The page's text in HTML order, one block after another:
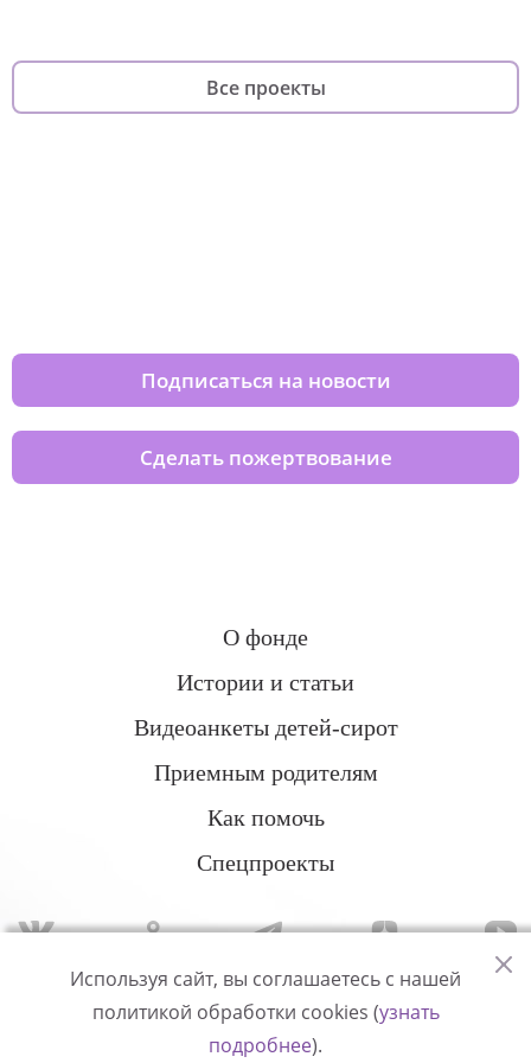
Все проекты
Подписаться на новости
Сделать пожертвование
О фонде
Истории и статьи
Видеоанкеты детей-сирот
Приемным родителям
Как помочь
Спецпроекты
Политика конфиденциальности
Используя сайт, вы соглашаетесь с нашей
политикой обработки cookies (узнать
подробнее).